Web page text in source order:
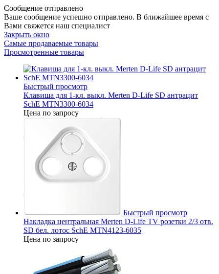
Сообщение отправлено
Ваше сообщение успешно отправлено. В ближайшее время с
Вами свяжется наш специалист
Закрыть окно
Самые продаваемые товары
Просмотренные товары
Быстрый просмотр
Клавиша для 1-кл. выкл. Merten D-Life SD антрацит
SchE MTN3300-6034
Цена по запросу
Быстрый просмотр
Накладка центральная Merten D-Life TV розетки 2/3 отв.
SD бел. лотос SchE MTN4123-6035
Цена по запросу